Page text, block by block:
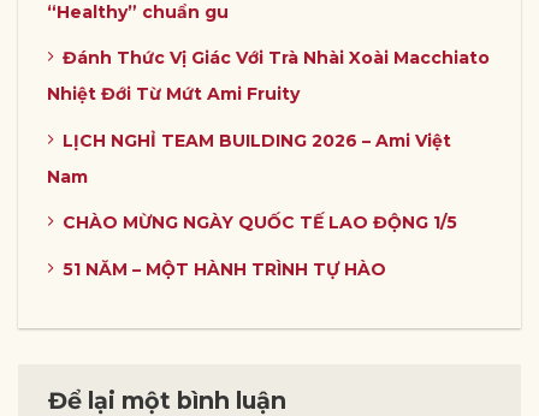
“Healthy” chuẩn gu
Đánh Thức Vị Giác Với Trà Nhài Xoài Macchiato
Nhiệt Đới Từ Mứt Ami Fruity
LỊCH NGHỈ TEAM BUILDING 2026 – Ami Việt
Nam
CHÀO MỪNG NGÀY QUỐC TẾ LAO ĐỘNG 1/5
51 NĂM – MỘT HÀNH TRÌNH TỰ HÀO
Để lại một bình luận